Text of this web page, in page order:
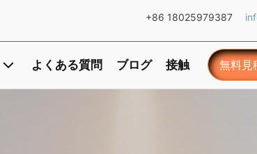
+86 18025979387
よくある質問 ブログ 接触 無料見